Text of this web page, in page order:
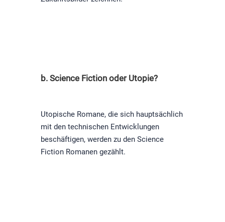
b. Science Fiction oder Utopie?
Utopische Romane, die sich hauptsächlich
mit den technischen Entwicklungen
beschäftigen, werden zu den Science
Fiction Romanen gezählt.